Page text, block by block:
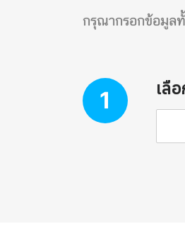
กรุณากรอกข้อมูล
1 เลื